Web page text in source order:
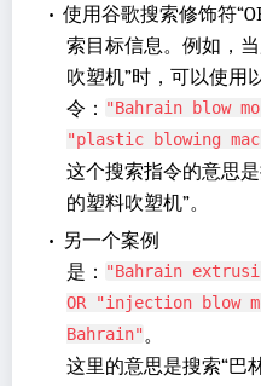
• 使用谷歌搜索修饰符
索目标信息。例如，
吹塑机”时，可以使用
令： "Bahrain blow
"plastic blowing
这个搜索指令的意思
的塑料吹塑机”。
• 另一个案例
是： "Bahrain
OR "injection blow
Bahrain"。
这里的意思是搜索“巴